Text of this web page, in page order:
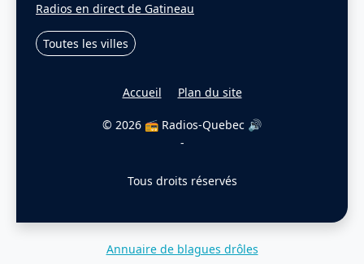
Radios en direct de Gatineau
Toutes les villes
Accueil Plan du site
© 2026 📻 Radios-Quebec 🔊
-
Tous droits réservés
Annuaire de blagues drôles